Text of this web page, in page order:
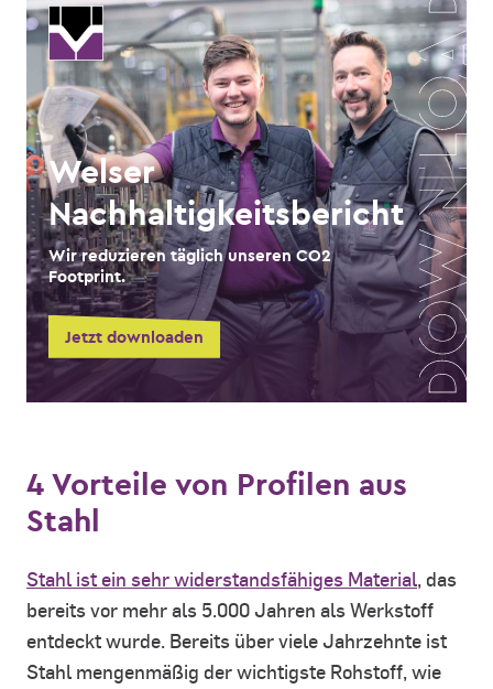
Welser
Nachhaltigkeitsbericht
Wir reduzieren täglich unseren CO2
Footprint.
Jetzt downloaden
4 Vorteile von Profilen aus
Stahl
Stahl ist ein sehr widerstandsfähiges Material, das
bereits vor mehr als 5.000 Jahren als Werkstoff
entdeckt wurde. Bereits über viele Jahrzehnte ist
Stahl mengenmäßig der wichtigste Rohstoff, wie